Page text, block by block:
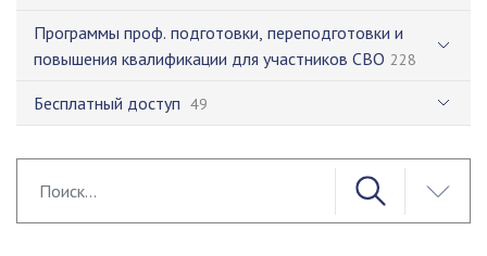
Программы проф. подготовки, переподготовки и
повышения квалификации для участников СВО 228
Бесплатный доступ 49